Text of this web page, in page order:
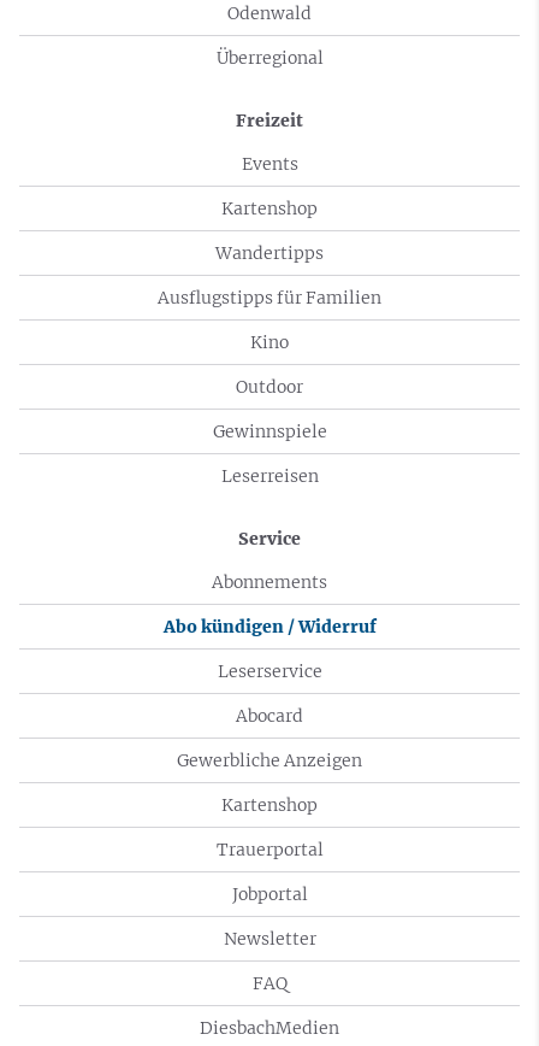
Odenwald
Überregional
Freizeit
Events
Kartenshop
Wandertipps
Ausflugstipps für Familien
Kino
Outdoor
Gewinnspiele
Leserreisen
Service
Abonnements
Abo kündigen / Widerruf
Leserservice
Abocard
Gewerbliche Anzeigen
Kartenshop
Trauerportal
Jobportal
Newsletter
FAQ
DiesbachMedien